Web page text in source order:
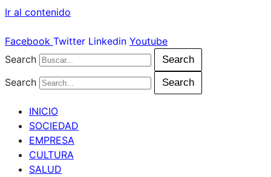
Ir al contenido
Facebook Twitter Linkedin Youtube
Search
Search
Search Search
INICIO
SOCIEDAD
EMPRESA
CULTURA
SALUD